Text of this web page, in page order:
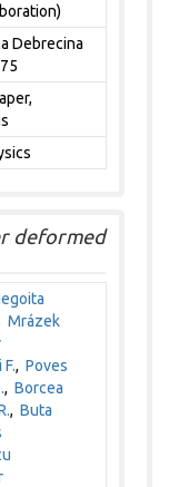
Debrecina
deformed
Mrázek
F.,Poves
,Borcea
,Buta